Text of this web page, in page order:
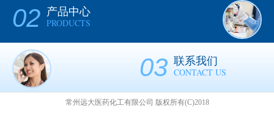
02 产品中心
PRODUCTS
03 联系我们
CONTACT US
常州远大医药化工有限公司 版权所有(C)2018